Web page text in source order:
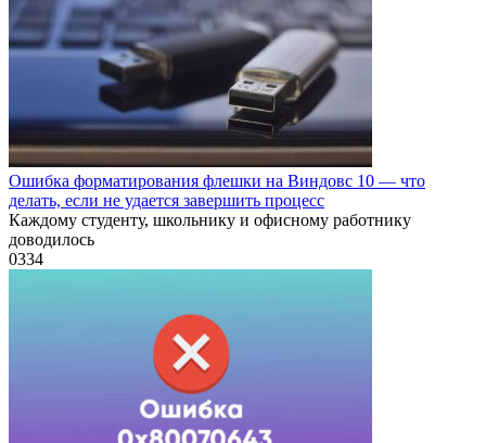
Ошибка форматирования флешки на Виндовс 10 — что
делать, если не удается завершить процесс
Каждому студенту, школьнику и офисному работнику
доводилось
0334